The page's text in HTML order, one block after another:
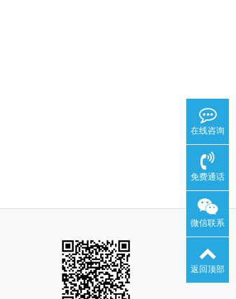
在线咨询
免费通话
微信联系
返回顶部